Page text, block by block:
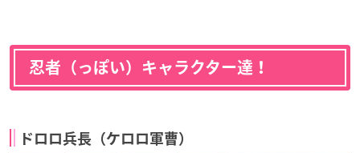
忍者（っぽい）キャラクター達！
ドロロ兵長（ケロロ軍曹）